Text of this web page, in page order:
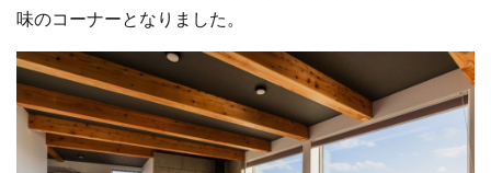
味のコーナーとなりました。